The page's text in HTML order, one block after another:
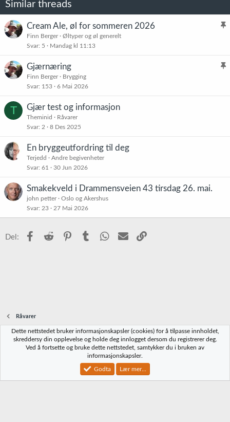
Similar threads
K
t
Cream Ale, øl for sommeren 2026
Finn Berger
Øltyper og øl generelt
Svar 5 Mandag kl 11:13
K
Gjærnæring
Finn Berger
Brygging
Svar 153 6 Mai 2026
T Gjær test og informasjon
Theminid
Råvarer
Svar 2 8 Des 2025
En bryggeutfordring til deg
Terjedd
Andre begivenheter
Svar 61 30 Jun 2026
Smakekveld i Drammensveien 43 tirsdag 26. mai.
john petter
Oslo og Akershus
Svar 23 27 Mai 2026
Del: Facebook
Reddit PinterestTumblr WhatsApp
E-post
Råvarer
Norbrygg-default
Vilkår og regler Personvernregler
Community platform by XenForo® © 2010-2023 XenForo Ltd.
Dette nettstedet bruker informasjonskapsler (cookies) for å tilpasse innholdet,
skreddersy din opplevelse og holde deg innlogget dersom du registrerer deg.
Ved å fortsette og bruke dette nettstedet, samtykker du i bruken av
informasjonskapsler.
Godta Lær mer...